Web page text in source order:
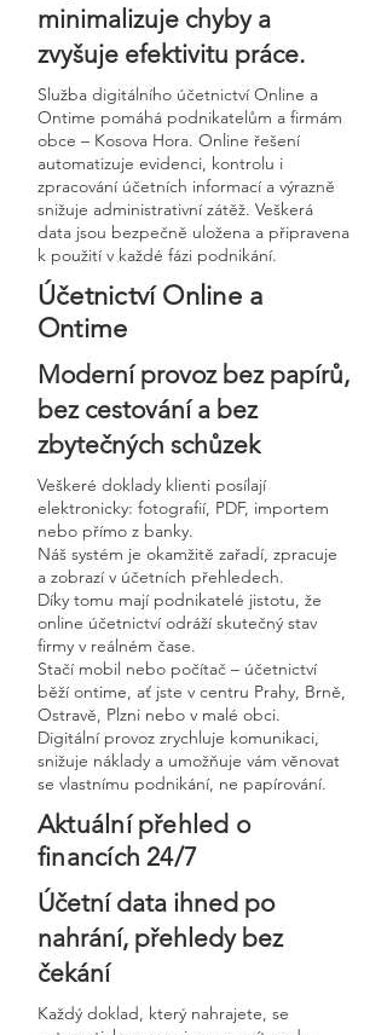
minimalizuje chyby a
zvyšuje efektivitu práce.
Služba digitálního účetnictví Online a
Ontime pomáhá podnikatelům a firmám
obce – Kosova Hora. Online řešení
automatizuje evidenci, kontrolu i
zpracování účetních informací a výrazně
snižuje administrativní zátěž. Veškerá
data jsou bezpečně uložena a připravena
k použití v každé fázi podnikání.
Účetnictví Online a
Ontime
Moderní provoz bez papírů,
bez cestování a bez
zbytečných schůzek
Veškeré doklady klienti posílají
elektronicky: fotografií, PDF, importem
nebo přímo z banky.
Náš systém je okamžitě zařadí, zpracuje
a zobrazí v účetních přehledech.
Díky tomu mají podnikatelé jistotu, že
online účetnictví odráží skutečný stav
firmy v reálném čase.
Stačí mobil nebo počítač – účetnictví
běží ontime, ať jste v centru Prahy, Brně,
Ostravě, Plzni nebo v malé obci.
Digitální provoz zrychluje komunikaci,
snižuje náklady a umožňuje vám věnovat
se vlastnímu podnikání, ne papírování.
Aktuální přehled o
financích 24/7
Účetní data ihned po
nahrání, přehledy bez
čekání
Každý doklad, který nahrajete, se